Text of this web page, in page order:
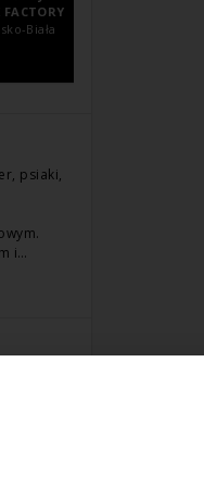
FACTORY
Biała
psiaki,
i…